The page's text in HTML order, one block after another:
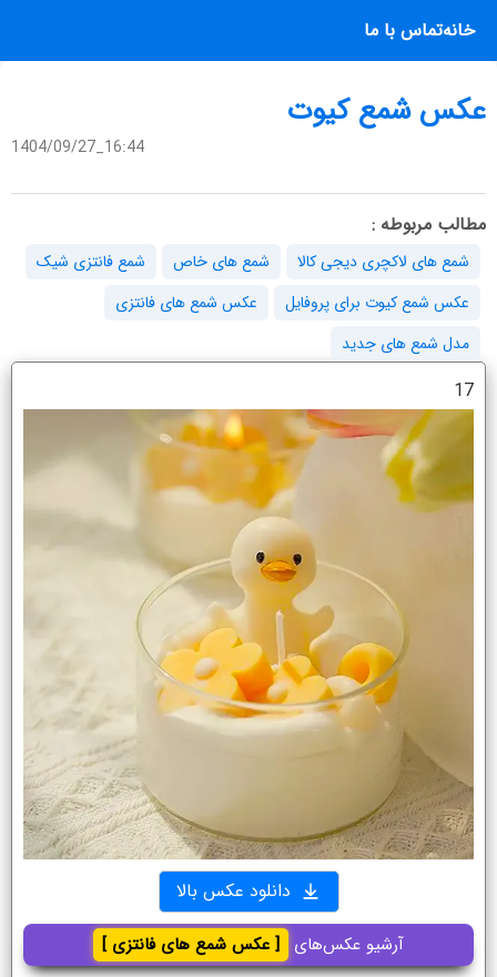
خانهتماس با ما
عکس شمع کیوت
1404/09/27_16:44
مطالب مربوطه :
شمع های لاکچری دیجی کالا شمع های خاص
شمع فانتزی شیک
عکس شمع کیوت برای پروفایل
عکس شمع های فانتزی
مدل شمع های جدید
17
دانلود عکس بالا
آرشیو عکس‌های [ عکس شمع های فانتزی ]